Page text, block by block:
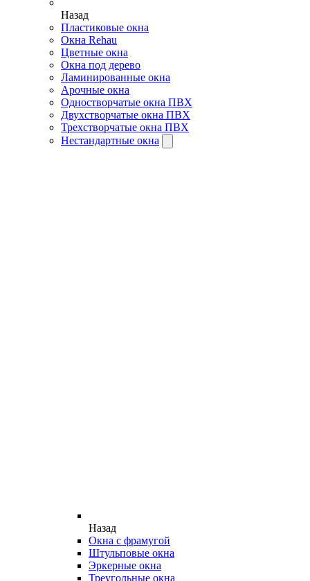
Назад
Пластиковые окна
Окна Rehau
Цветные окна
Окна под дерево
Ламинированные окна
Арочные окна
Одностворчатые окна ПВХ
Двухстворчатые окна ПВХ
Трехстворчатые окна ПВХ
Нестандартные окна
Назад
Окна с фрамугой
Штульповые окна
Эркерные окна
Треугольные окна